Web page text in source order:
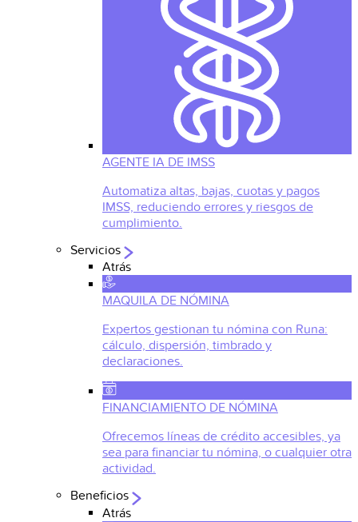
AGENTE IA DE IMSS
Automatiza altas, bajas, cuotas y pagos
IMSS, reduciendo errores y riesgos de
cumplimiento.
Servicios
Atrás
MAQUILA DE NÓMINA
Expertos gestionan tu nómina con Runa:
cálculo, dispersión, timbrado y
declaraciones.
FINANCIAMIENTO DE NÓMINA
Ofrecemos líneas de crédito accesibles, ya
sea para financiar tu nómina, o cualquier otra
actividad.
Beneficios
Atrás